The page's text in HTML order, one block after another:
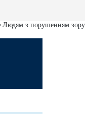
Людям з порушенням зору